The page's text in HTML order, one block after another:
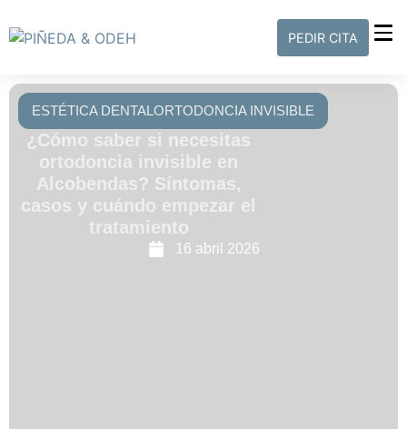
PEDIR CITA
ESTÉTICA DENTAL ORTODONCIA INVISIBLE
¿Cómo saber si necesitas
ortodoncia invisible en
Alcobendas? Síntomas,
casos y cuándo empezar el
tratamiento
16 abril 2026